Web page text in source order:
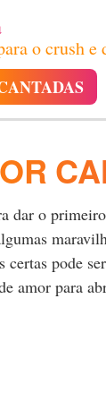
o crush
dar o
certas pode
amor para